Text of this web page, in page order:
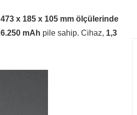
473 x 185 x 105 mm ölçülerinde
6.250 mAh pile sahip. Cihaz, 1,3